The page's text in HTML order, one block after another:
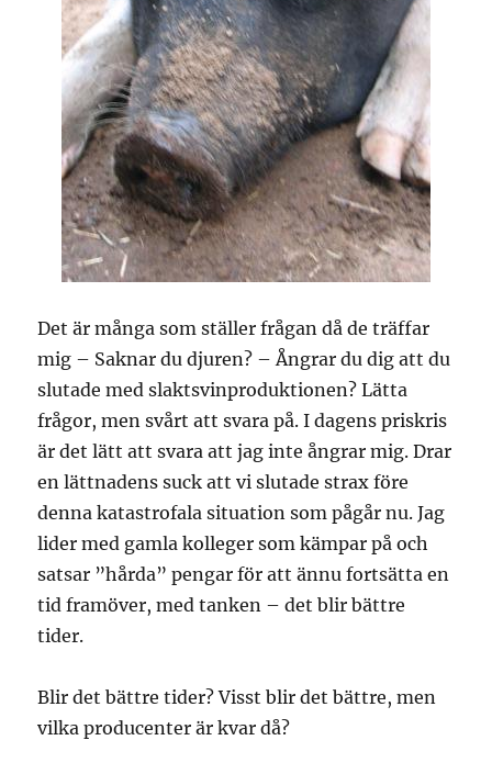
Det är många som ställer frågan då de träffar
mig – Saknar du djuren? – Ångrar du dig att du
slutade med slaktsvinproduktionen? Lätta
frågor, men svårt att svara på. I dagens priskris
är det lätt att svara att jag inte ångrar mig. Drar
en lättnadens suck att vi slutade strax före
denna katastrofala situation som pågår nu. Jag
lider med gamla kolleger som kämpar på och
satsar ”hårda” pengar för att ännu fortsätta en
tid framöver, med tanken – det blir bättre
tider.
Blir det bättre tider? Visst blir det bättre, men
vilka producenter är kvar då?